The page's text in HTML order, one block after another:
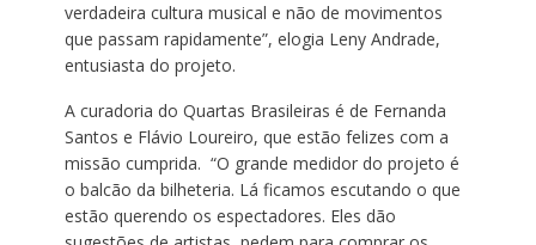
verdadeira cultura musical e não de movimentos
que passam rapidamente”, elogia Leny Andrade,
entusiasta do projeto.
A curadoria do Quartas Brasileiras é de Fernanda
Santos e Flávio Loureiro, que estão felizes com a
missão cumprida. “O grande medidor do projeto é
o balcão da bilheteria. Lá ficamos escutando o que
estão querendo os espectadores. Eles dão